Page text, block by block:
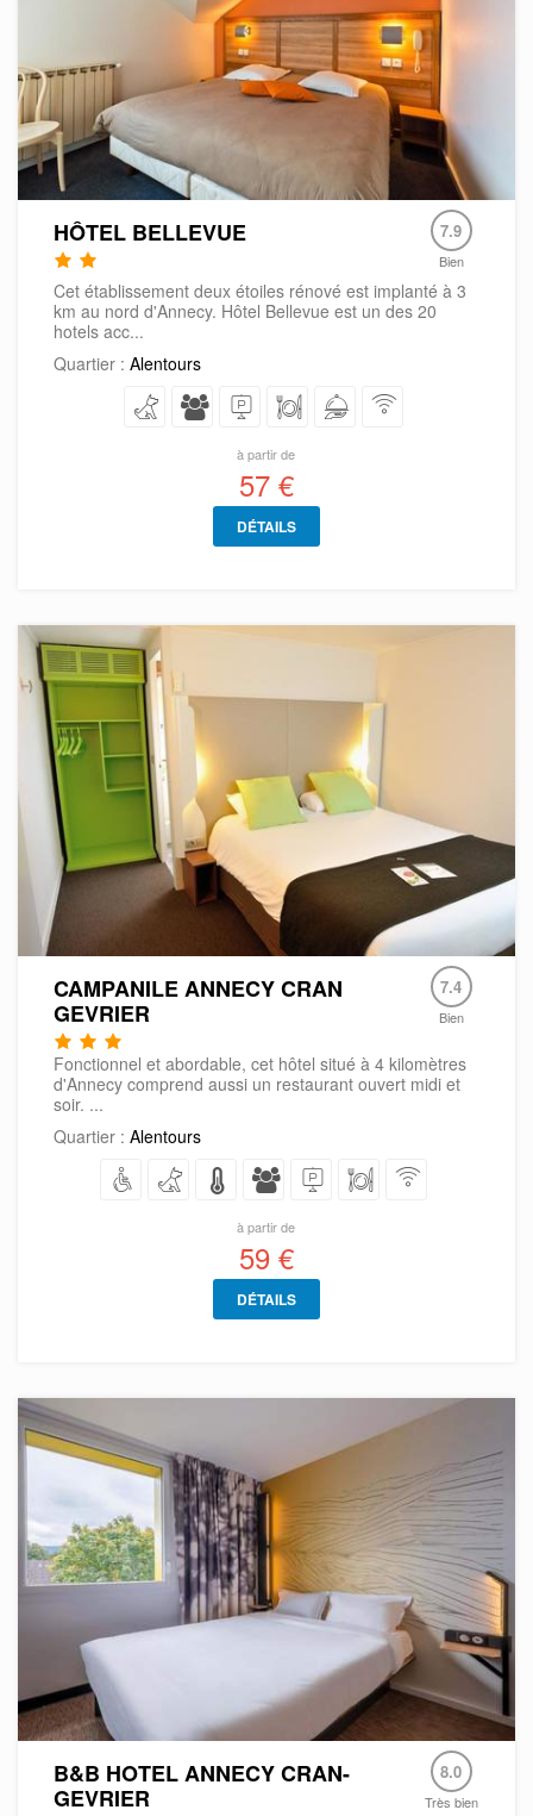
HÔTEL BELLEVUE 7.9
Bien
Cet établissement deux étoiles rénové est implanté à 3
km au nord d'Annecy. Hôtel Bellevue est un des 20
hotels acc...
Quartier : Alentours
à partir de
57 €
DÉTAILS
CAMPANILE ANNECY CRAN
GEVRIER
7.4
Bien
Fonctionnel et abordable, cet hôtel situé à 4 kilomètres
d'Annecy comprend aussi un restaurant ouvert midi et
soir. ...
Quartier : Alentours
à partir de
59 €
DÉTAILS
B&B HOTEL ANNECY CRAN-
GEVRIER
8.0
Très bien